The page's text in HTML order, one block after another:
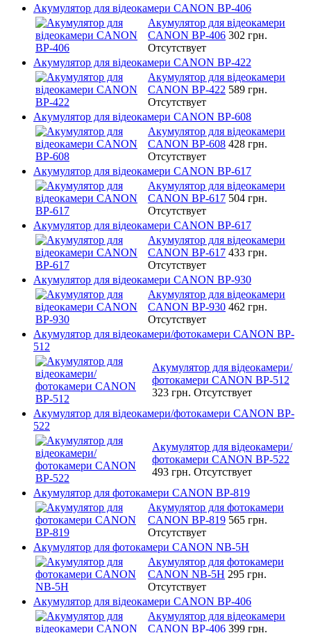
Акумулятор для відеокамери CANON BP-406
Акумулятор для відеокамери
CANON BP-406 302 грн.
Отсутствует
Акумулятор для відеокамери CANON BP-422
Акумулятор для відеокамери
CANON BP-422 589 грн.
Отсутствует
Акумулятор для відеокамери CANON BP-608
Акумулятор для відеокамери
CANON BP-608 428 грн.
Отсутствует
Акумулятор для відеокамери CANON BP-617
Акумулятор для відеокамери
CANON BP-617 504 грн.
Отсутствует
Акумулятор для відеокамери CANON BP-617
Акумулятор для відеокамери
CANON BP-617 433 грн.
Отсутствует
Акумулятор для відеокамери CANON BP-930
Акумулятор для відеокамери
CANON BP-930 462 грн.
Отсутствует
Акумулятор для відеокамери/фотокамери CANON BP-
512
Акумулятор для відеокамери/
фотокамери CANON BP-512
323 грн. Отсутствует
Акумулятор для відеокамери/фотокамери CANON BP-
522
Акумулятор для відеокамери/
фотокамери CANON BP-522
493 грн. Отсутствует
Акумулятор для фотокамери CANON BP-819
Акумулятор для фотокамери
CANON BP-819 565 грн.
Отсутствует
Акумулятор для фотокамери CANON NB-5H
Акумулятор для фотокамери
CANON NB-5H 295 грн.
Отсутствует
Акумулятор для відеокамери CANON BP-406
Акумулятор для відеокамери
CANON BP-406 399 грн.